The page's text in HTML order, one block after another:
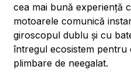
cea mai bună experiență
motoarele comunică
giroscopul dublu și cu
întregul ecosistem
plimbare de neegalat.